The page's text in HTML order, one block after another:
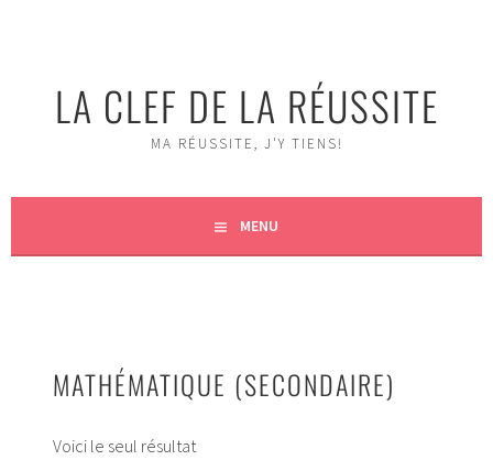
LA CLEF DE LA RÉUSSITE
MA RÉUSSITE, J'Y TIENS!
MENU
MATHÉMATIQUE (SECONDAIRE)
Voici le seul résultat